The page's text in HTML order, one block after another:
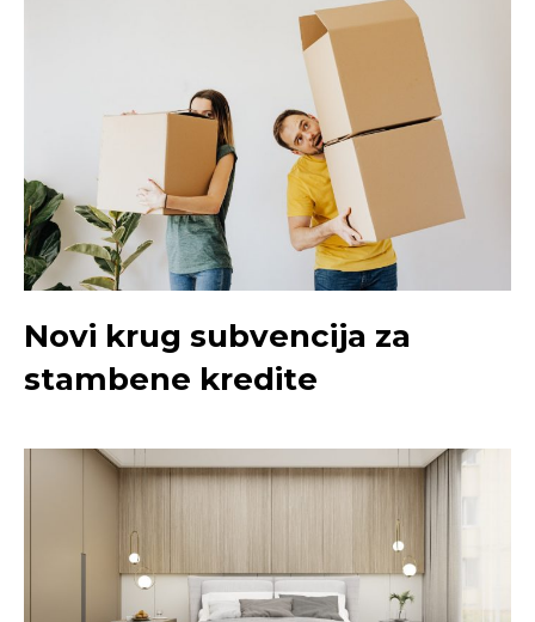
Novi krug subvencija za
stambene kredite